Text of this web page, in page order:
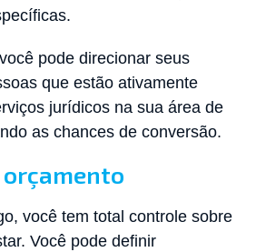
pode direcionar seus
que estão ativamente
jurídicos na sua área de
as chances de conversão.
você tem total controle sobre
Você pode definir